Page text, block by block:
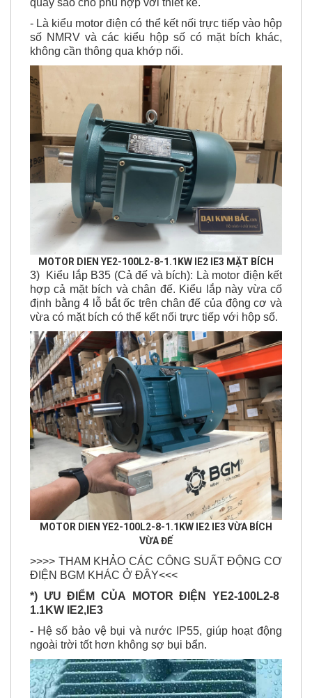
quay sao cho phù hợp với thiết kế.
- Là kiểu motor điện có thể kết nối trực tiếp vào hộp
số NMRV và các kiểu hộp số có mặt bích khác,
không cần thông qua khớp nối.
MOTOR DIEN YE2-100L2-8-1.1KW IE2 IE3 MẶT BÍCH
3) Kiểu lắp B35 (Cả đế và bích): Là motor điện kết
hợp cả mặt bích và chân đế. Kiểu lắp này vừa cố
định bằng 4 lỗ bắt ốc trên chân đế của động cơ và
vừa có mặt bích có thể kết nối trực tiếp với hộp số.
MOTOR DIEN YE2-100L2-8-1.1KW IE2 IE3 VỪA BÍCH
VỪA ĐẾ
>>>> THAM KHẢO CÁC CÔNG SUẤT ĐỘNG CƠ
ĐIỆN BGM KHÁC Ở ĐÂY<<<
*) ƯU ĐIỂM CỦA
MOTOR ĐIỆN YE2-100L2-8
1.1KW IE2,IE3
- Hệ số bảo vệ bụi và nước IP55, giúp hoạt động
ngoài trời tốt hơn không sợ bụi bẩn.